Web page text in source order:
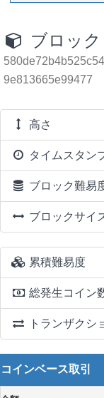
ブロック
9e813665e99477
高さ
タイムスタン
ブロック難易
ブロックサイ
累積難易度
総発生コイン
トランザクシ
コインベース取引